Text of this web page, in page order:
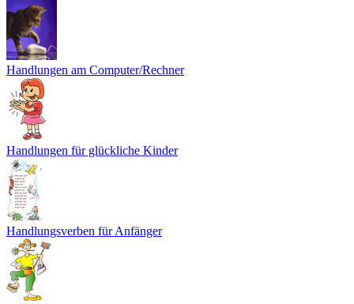
Handlungen am Computer/Rechner
Handlungen für glückliche Kinder
Handlungsverben für Anfänger